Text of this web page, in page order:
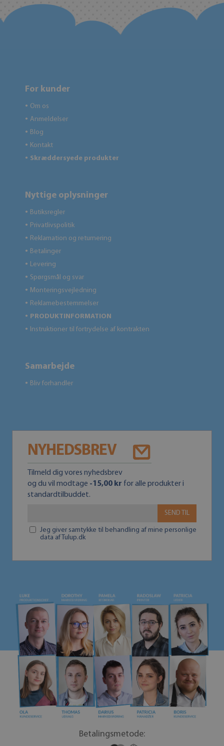
For kunder
● Om os
● Anmeldelser
● Blog
● Kontakt
● Skræddersyede produkter
Nyttige oplysninger
● Butiksregler
● Privatlivspolitik
● Reklamation og returnering
● Betalinger
● Levering
● Spørgsmål og svar
● Monteringsvejledning
● Reklamebestemmelser
● PRODUKTINFORMATION
● Instruktioner til fortrydelse af kontrakten
Samarbejde
● Bliv forhandler
NYHEDSBREV
Tilmeld dig vores nyhedsbrev
og du vil modtage -15,00 kr for alle produkter i
standardtilbuddet.
SEND TIL
Jeg giver samtykke til behandling af mine personlige
data af Tulup.dk
Betalingsmetode: